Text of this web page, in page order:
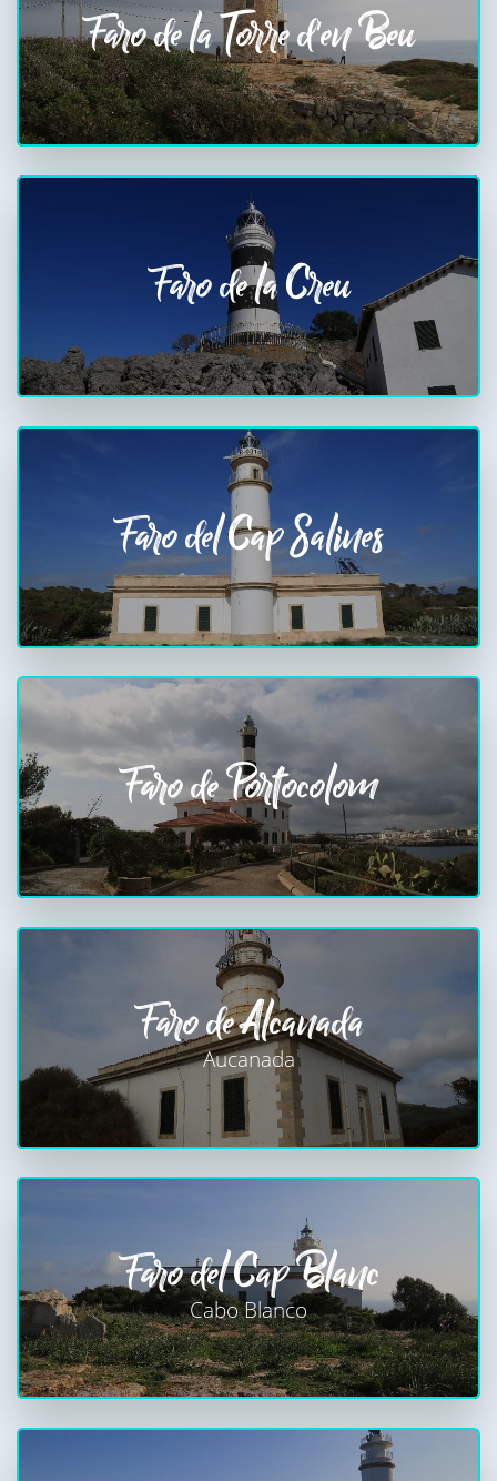
Faro de la Torre d'en Beu
Faro de la Creu
Faro del Cap Salines
Faro de Portocolom
Faro de Alcanada
Aucanada
Faro del Cap Blanc
Cabo Blanco